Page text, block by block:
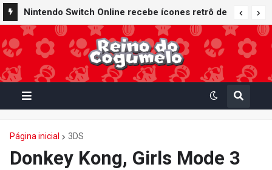
Nintendo Switch Online recebe ícones retrô de
Mario Paint (SNES) e Mario Kart: Super Circuit
(GBA)
Página inicial 3DS
Donkey Kong, Girls Mode 3